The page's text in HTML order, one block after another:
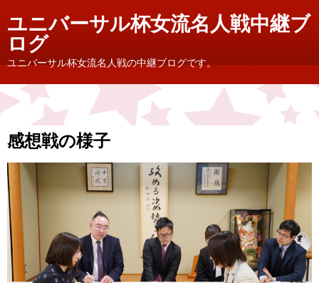
ユニバーサル杯女流名人戦中継ブ
ログ
ユニバーサル杯女流名人戦の中継ブログです。
感想戦の様子